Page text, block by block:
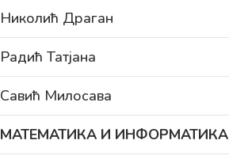
Николић Драган
Радић Татјана
Савић Милосава
МАТЕМАТИКА И ИНФОРМАТИКА